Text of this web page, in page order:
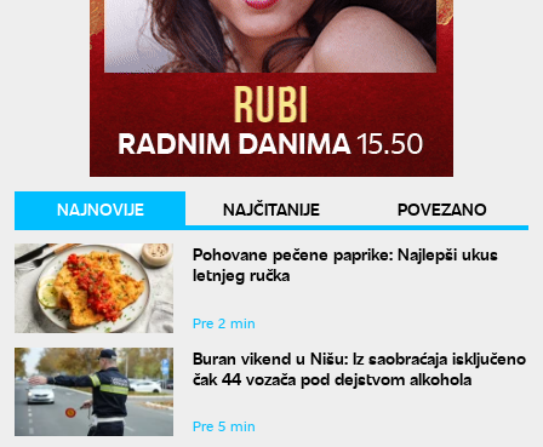
NAJNOVIJE NAJČITANIJE
POVEZANO
Pohovane pečene paprike: Najlepši ukus
letnjeg ručka
Pre 2 min
Buran vikend u Nišu: Iz saobraćaja isključeno
čak 44 vozača pod dejstvom alkohola
Pre 5 min